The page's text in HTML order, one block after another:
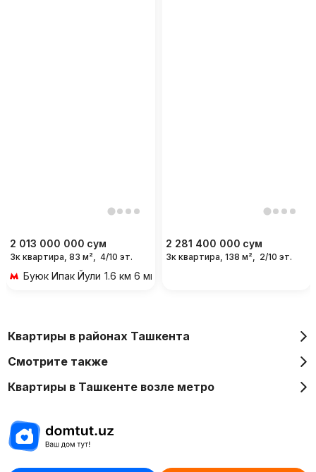
2 013 000 000 сум
3к квартира, 83 м², 4/10 эт.
Буюк Ипак Йули 1.6 км 6 мин на транспорте
2 281 400 000 сум
3к квартира, 138 м², 2/10 эт.
Квартиры в районах Ташкента
Смотрите также
Квартиры в Ташкенте возле метро